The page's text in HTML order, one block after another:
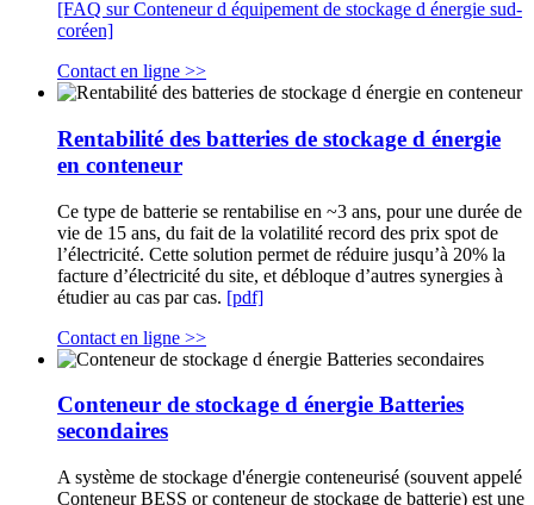
[FAQ sur Conteneur d équipement de stockage d énergie sud-
coréen]
Contact en ligne >>
Rentabilité des batteries de stockage d énergie
en conteneur
Ce type de batterie se rentabilise en ~3 ans, pour une durée de
vie de 15 ans, du fait de la volatilité record des prix spot de
l’électricité. Cette solution permet de réduire jusqu’à 20% la
facture d’électricité du site, et débloque d’autres synergies à
étudier au cas par cas. [pdf]
Contact en ligne >>
Conteneur de stockage d énergie Batteries
secondaires
A système de stockage d'énergie conteneurisé (souvent appelé
Conteneur BESS or conteneur de stockage de batterie) est une